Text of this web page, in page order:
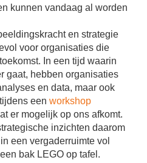
kunnen vandaag al worden
en strategie
voor organisaties die
In een tijd waarin
gaat, hebben organisaties
en data, maar ook
een workshop
er mogelijk op ons afkomt.
inzichten daarom
een vergaderruimte vol
bak LEGO op tafel.